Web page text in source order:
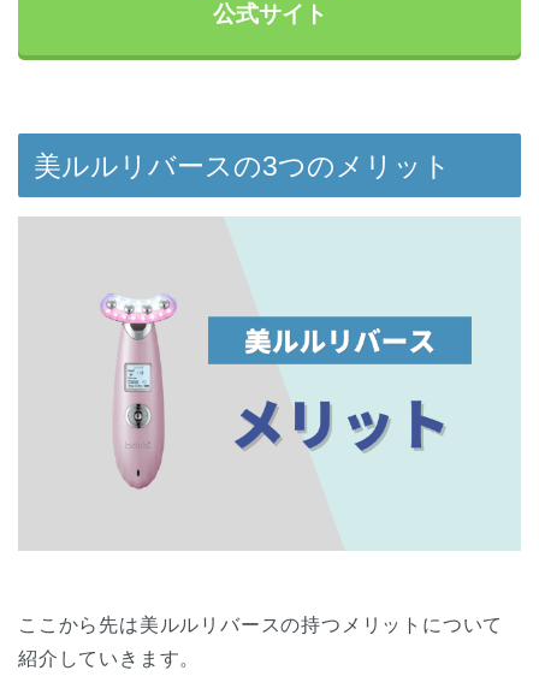
公式サイト
美ルルリバースの3つのメリット
ここから先は美ルルリバースの持つメリットについて
紹介していきます。